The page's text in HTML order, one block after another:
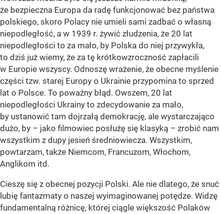
że bezpieczna Europa da radę funkcjonować bez państwa
polskiego, skoro Polacy nie umieli sami zadbać o własną
niepodległość, a w 1939 r. żywić złudzenia, że 20 lat
niepodległości to za mało, by Polska do niej przywykła,
to dziś już wiemy, że za tę krótkowzroczność zapłacili
w Europie wszyscy. Odnoszę wrażenie, że obecne myślenie
części tzw. starej Europy o Ukrainie przypomina to sprzed
lat o Polsce. To poważny błąd. Owszem, 20 lat
niepodległości Ukrainy to zdecydowanie za mało,
by ustanowić tam dojrzałą demokrację, ale wystarczająco
dużo, by – jako filmowiec posłużę się klasyką – zrobić nam
wszystkim z dupy jesień średniowiecza. Wszystkim,
powtarzam, także Niemcom, Francuzom, Włochom,
Anglikom itd.
Cieszę się z obecnej pozycji Polski. Ale nie dlatego, że snuć
lubię fantazmaty o naszej wyimaginowanej potędze. Widzę
fundamentalną różnicę, której ciągle większość Polaków